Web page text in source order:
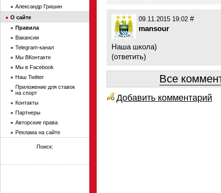
09.11.2015 19:02 #
mansour
Наша школа)
(ответить)
Все
Добавить комментарий
Александр Гришин
О сайте
Правила
Вакансии
Telegram-канал
Мы ВКонтакте
Мы в Facebook
Наш Twitter
Приложение для ставок
на спорт
Контакты
Партнеры
Авторские права
Реклама на сайте
Поиск: